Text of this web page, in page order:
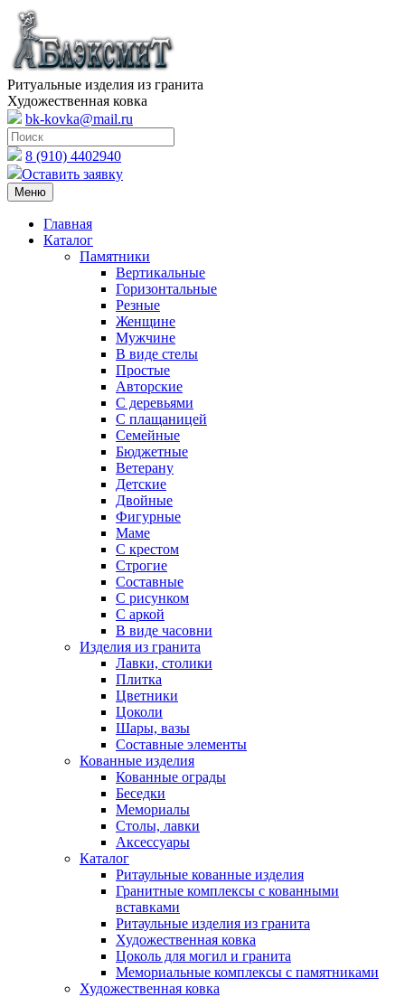
Ритуальные изделия из гранита
Художественная ковка
bk-kovka@mail.ru
8 (910) 4402940
Оставить заявку
Меню
Главная
Каталог
Памятники
Вертикальные
Горизонтальные
Резные
Женщине
Мужчине
В виде стелы
Простые
Авторские
С деревьями
С плащаницей
Семейные
Бюджетные
Ветерану
Детские
Двойные
Фигурные
Маме
С крестом
Строгие
Составные
С рисунком
С аркой
В виде часовни
Изделия из гранита
Лавки, столики
Плитка
Цветники
Цоколи
Шары, вазы
Составные элементы
Кованные изделия
Кованные ограды
Беседки
Мемориалы
Столы, лавки
Аксессуары
Каталог
Ритаульные кованные изделия
Гранитные комплексы с кованными
вставками
Ритаульные изделия из гранита
Художественная ковка
Цоколь для могил и гранита
Мемориальные комплексы с памятниками
Художественная ковка